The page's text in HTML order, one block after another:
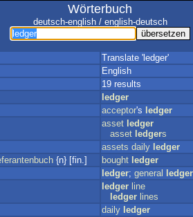
Wörterbuch
deutsch-english / english-deutsch
Translate 'ledger'
English
19 results
ledger
acceptor's ledger
asset ledger
asset ledgers
assets daily ledger
{n} [fin.] bought ledger
ledger; general ledger
ledger line
ledger lines
daily ledger